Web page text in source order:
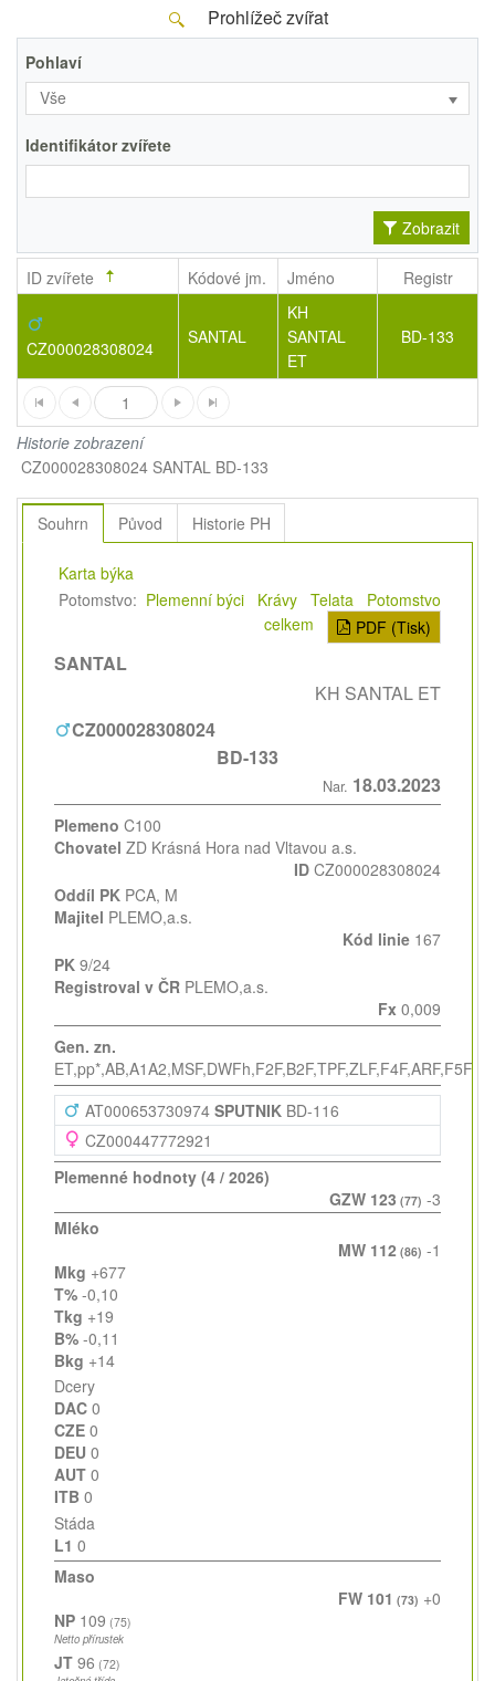
Prohlížeč zvířat
Pohlaví
Vše
Identifikátor zvířete
Zobrazit
ID zvířete Kódové jm. Jméno Registr
CZ000028308024
SANTAL
KH
SANTAL
ET
BD-133
1
Historie zobrazení
CZ000028308024 SANTAL BD-133
Souhrn Původ Historie PH
Karta býka
Potomstvo: Plemenní býci Krávy Telata
Potomstvo
celkem
PDF (Tisk)
SANTAL
KH SANTAL ET
CZ000028308024
BD-133
Nar. 18.03.2023
Plemeno C100
Chovatel ZD Krásná Hora nad Vltavou a.s.
ID CZ000028308024
Oddíl PKPCA, M
Majitel PLEMO,a.s.
Kód linie 167
PK9/24
Registroval v ČRPLEMO,a.s.
Fx 0,009
Gen. zn.
AT000653730974 SPUTNIKBD-116
CZ000447772921
Plemenné hodnoty (4 / 2026)
GZW 123 (77) -3
Mléko
MW 112 (86) -1
Mkg +677
T% -0,10
Tkg +19
B% -0,11
Bkg +14
Dcery
DAC 0
CZE 0
DEU 0
AUT 0
ITB 0
Stáda
L1 0
Maso
FW 101 (73) +0
NP 109 (75)
Netto přírustek
JT 96 (72)